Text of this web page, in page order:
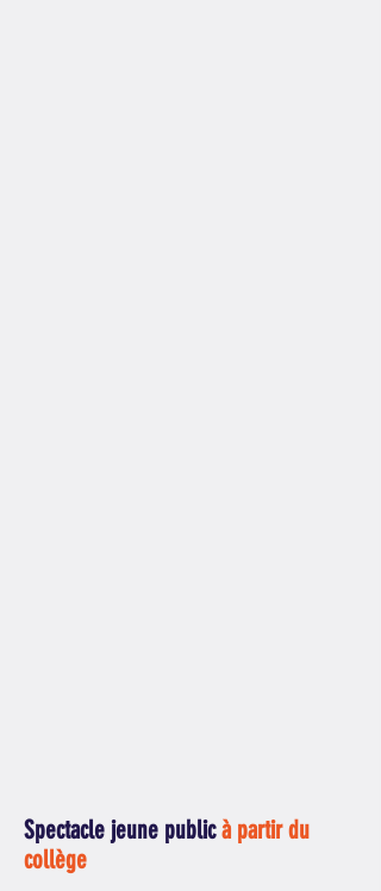
Spectacle jeune publicà partir du
collège